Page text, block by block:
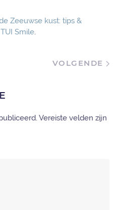
Zeeuwse kust: tips &
TUI Smile.
VOLGENDE
Vereiste velden zijn